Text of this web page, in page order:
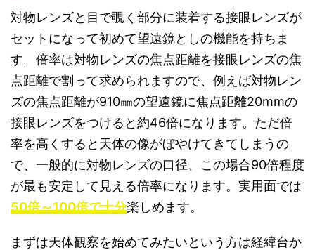
対物レンズと目で覗く部分に装着する接眼レンズが
セットになって初めて望遠鏡としの機能を持ちま
す。倍率は対物レンズの焦点距離を接眼レンズの焦
点距離で割って求められますので、例えば対物レン
ズの焦点距離が910㎜の望遠鏡に焦点距離20mmの
接眼レンズをつけると約46倍になります。ただ倍
率を高くすると天体の像がぼやけてきてしまうの
で、一般的に対物レンズの口径、この場合90倍程度
が最も安定して見える倍率になります。実用面では
50倍～100倍で十分楽しめます。
まずは天体観察を始めてみたいという方は経緯台か